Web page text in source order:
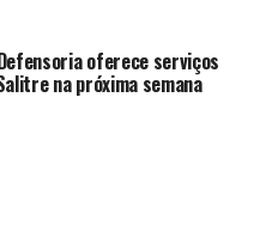
oferece serviços
na próxima semana